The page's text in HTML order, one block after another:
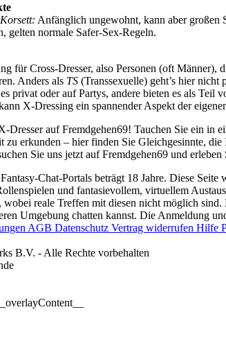
Anfänglich ungewohnt, kann aber großen
gelten normale Safer-Sex-Regeln.
für Cross-Dresser, also Personen (oft
Anders als TS (Transsexuelle) geht’s hier nicht
privat oder auf Partys, andere bieten es als
X‑Dressing ein spannender Aspekt der
auf Fremdgehen69! Tauchen Sie ein
zu erkunden – hier finden Sie Gleichgesinnte,
Sie uns jetzt auf Fremdgehen69 und
Chat-Portals beträgt 18 Jahre. Diese
und fantasievollem, virtuellem
reale Treffen mit diesen nicht möglich
Umgebung chatten kannst. Die Anmeldung
AGB Datenschutz Vertrag widerrufen Hilfe
B.V. - Alle Rechte vorbehalten